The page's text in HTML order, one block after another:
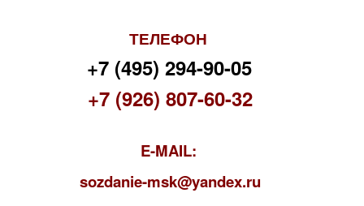
ТЕЛЕФОН
+7 (495) 294-90-05
+7 (926) 807-60-32
E-MAIL:
sozdanie-msk@yandex.ru